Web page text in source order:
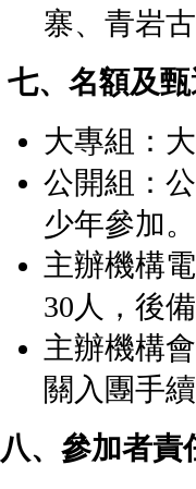
寨、青岩
七、名額及
大專組：
公開組：
少年參加。
主辦機構
30人，後
主辦機構
關入團手
八、參加者責